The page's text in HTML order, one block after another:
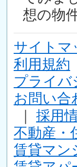
想の物
サイトマ
利用規約
プライバ
お問い合
｜ 採用
不動産・
賃貸マン